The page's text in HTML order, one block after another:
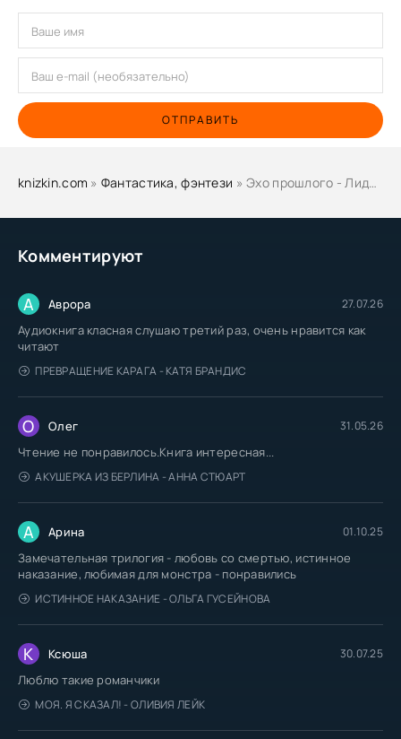
Комментируют
А Аврора 27.07.26
Аудиокнига класная слушаю третий раз, очень нравится как
читают
ПРЕВРАЩЕНИЕ КАРАГА - КАТЯ БРАНДИС
О Олег 31.05.26
Чтение не понравилось.Книга интересная...
АКУШЕРКА ИЗ БЕРЛИНА - АННА СТЮАРТ
А Арина 01.10.25
Замечательная трилогия - любовь со смертью, истинное
наказание, любимая для монстра - понравились
ИСТИННОЕ НАКАЗАНИЕ - ОЛЬГА ГУСЕЙНОВА
К Ксюша 30.07.25
Люблю такие романчики
МОЯ. Я СКАЗАЛ! - ОЛИВИЯ ЛЕЙК
68
69
ОТПРАВИТЬ
knizkin.com » Фантастика, фэнтези » Эхо прошлого - Лидия Гортинская